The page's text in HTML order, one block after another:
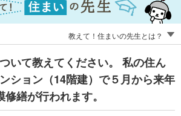
教えて！住まいの先生とは？
いて教えてください。 私の住ん
ション（14階建）で５月から来年
繕が行われます。